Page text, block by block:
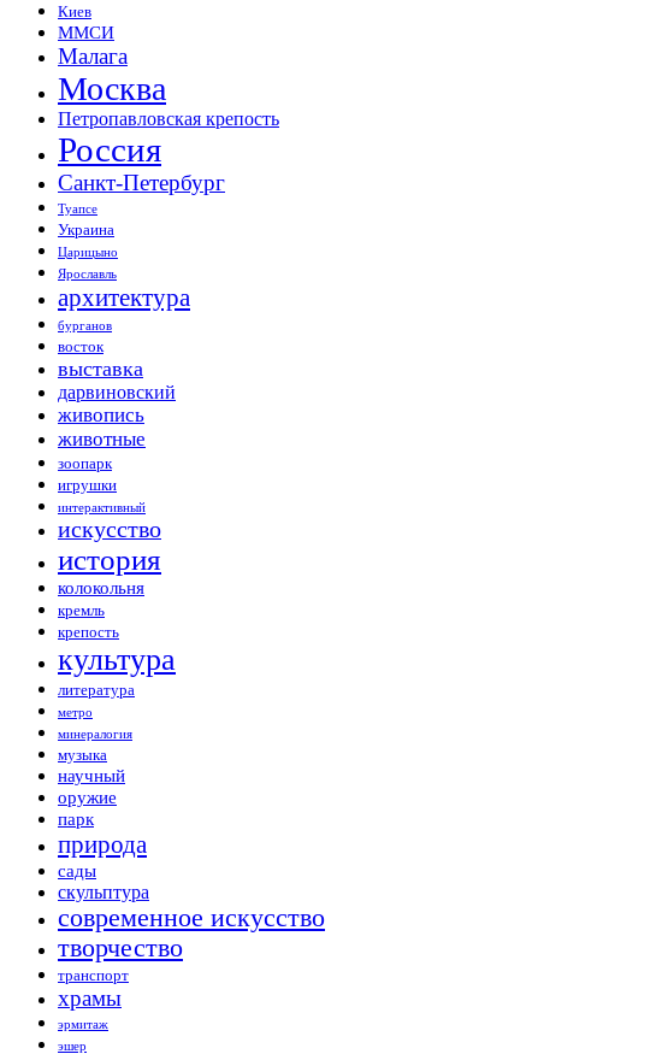
Киев
ММСИ
Малага
Москва
Петропавловская крепость
Россия
Санкт-Петербург
Туапсе
Украина
Царицыно
Ярославль
архитектура
бурганов
восток
выставка
дарвиновский
живопись
животные
зоопарк
игрушки
интерактивный
искусство
история
колокольня
кремль
крепость
культура
литература
метро
минералогия
музыка
научный
оружие
парк
природа
сады
скульптура
современное искусство
творчество
транспорт
храмы
эрмитаж
эшер